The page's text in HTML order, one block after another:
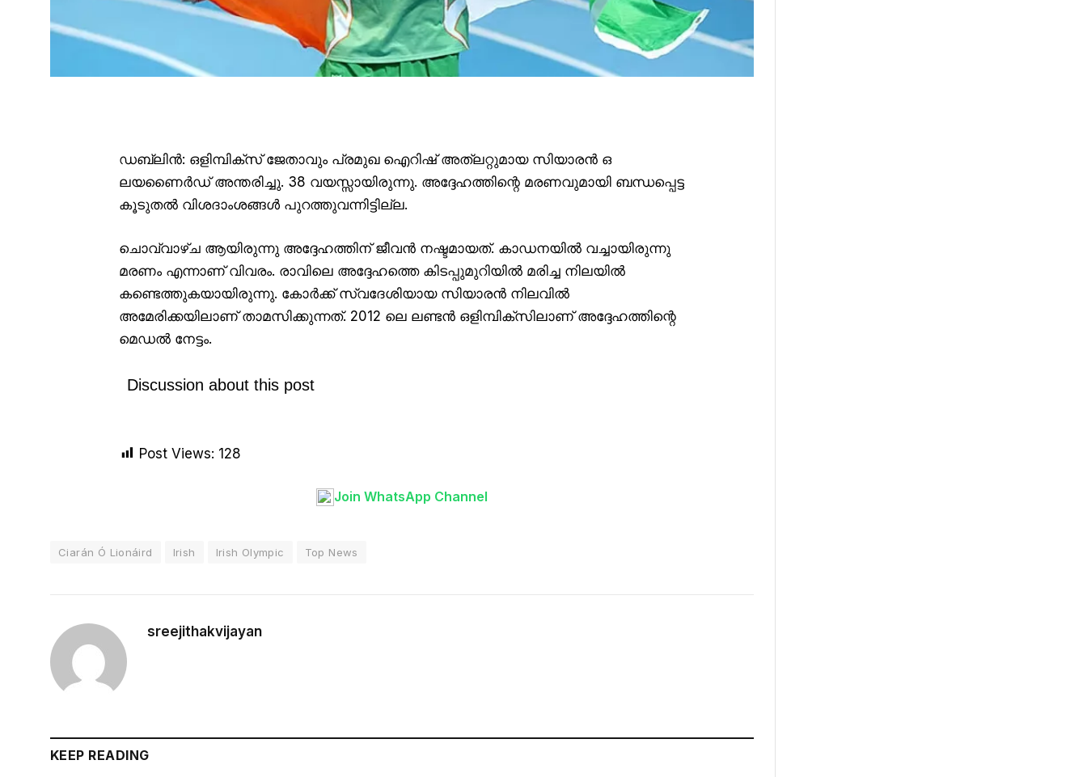
ഡബ്ലിൻ: ഒളിമ്പിക്‌സ് ജേതാവും പ്രമുഖ ഐറിഷ് അത്‌ലറ്റുമായ സിയാരൻ ഒ
ലയണൈർഡ് അന്തരിച്ചു. 38 വയസ്സായിരുന്നു. അദ്ദേഹത്തിന്റെ മരണവുമായി ബന്ധപ്പെട്ട
കൂടുതൽ വിശദാംശങ്ങൾ പുറത്തുവന്നിട്ടില്ല.
ചൊവ്വാഴ്ച ആയിരുന്നു അദ്ദേഹത്തിന് ജീവൻ നഷ്ടമായത്. കാഡനയിൽ വച്ചായിരുന്നു
മരണം എന്നാണ് വിവരം. രാവിലെ അദ്ദേഹത്തെ കിടപ്പുമുറിയിൽ മരിച്ച നിലയിൽ
കണ്ടെത്തുകയായിരുന്നു. കോർക്ക് സ്വദേശിയായ സിയാരൻ നിലവിൽ
അമേരിക്കയിലാണ് താമസിക്കുന്നത്. 2012 ലെ ലണ്ടൻ ഒളിമ്പിക്‌സിലാണ് അദ്ദേഹത്തിന്റെ
മെഡൽ നേട്ടം.
Discussion about this post
Post Views: 128
Join WhatsApp Channel
Ciarán Ó Lionáird Irish Irish Olympic Top News
sreejithakvijayan
KEEP READING